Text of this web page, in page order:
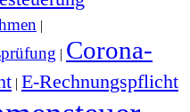
|
| Corona-
| E-Rechnungspflicht